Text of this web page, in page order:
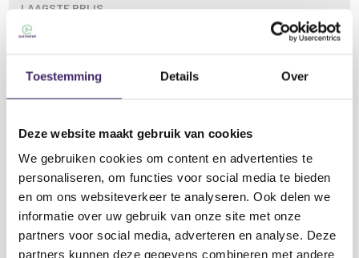
Toestemming Details Over
Deze website maakt gebruik van cookies
We gebruiken cookies om content en advertenties te
personaliseren, om functies voor social media te bieden
en om ons websiteverkeer te analyseren. Ook delen we
informatie over uw gebruik van onze site met onze
partners voor social media, adverteren en analyse. Deze
partners kunnen deze gegevens combineren met andere
LAAGSTE PRIJS
De VULKAN CUBE is een krachtige en veelzijdige
verticale rookmachine, perfect voor een breed
scala aan evenementen.
Met een vermogen van 1500 W levert hij een
indrukwekkende rookopbrengst van 900 m³ per
minuut, tot wel 7 meter hoog. Uitgerust met 18 RGB-
WW-Y LED's (elk 10 W) versterkt hij het rookeffect
Lees meer